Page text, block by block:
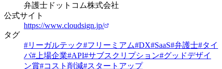
弁護士ドットコム株式会社
公式サイト
https://www.cloudsign.jp/
タグ
#リーガルテック#フリーミアム#DX#SaaS#弁護士#タイ
パ# 上場企業#API#サブスクリプション#グッドデザイ
ン賞#コスト削減#スタートアップ